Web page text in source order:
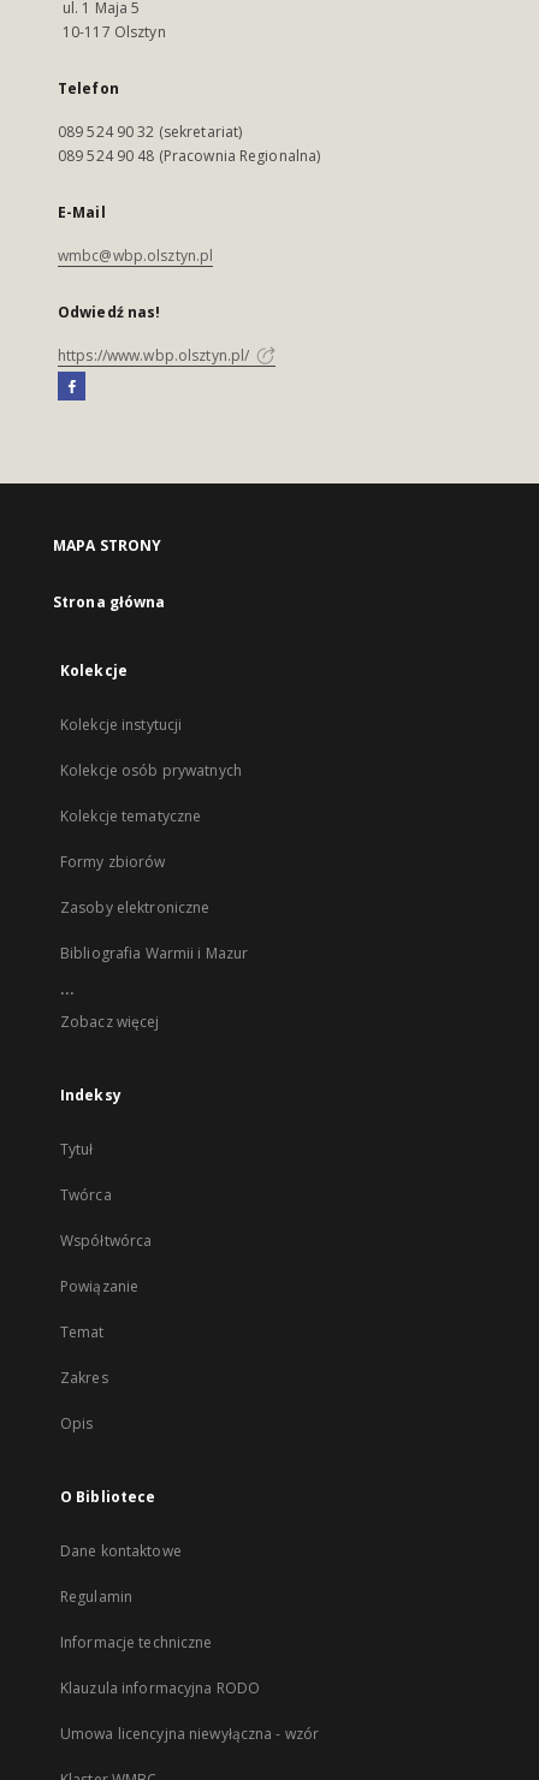
ul. 1 Maja 5
10-117 Olsztyn
Telefon
089 524 90 32 (sekretariat)
089 524 90 48 (Pracownia Regionalna)
E-Mail
wmbc@wbp.olsztyn.pl
Odwiedź nas!
https://www.wbp.olsztyn.pl/
MAPA STRONY
Strona główna
Kolekcje
Kolekcje instytucji
Kolekcje osób prywatnych
Kolekcje tematyczne
Formy zbiorów
Zasoby elektroniczne
Bibliografia Warmii i Mazur
...
Zobacz więcej
Indeksy
Tytuł
Twórca
Współtwórca
Powiązanie
Temat
Zakres
Opis
O Bibliotece
Dane kontaktowe
Regulamin
Informacje techniczne
Klauzula informacyjna RODO
Umowa licencyjna niewyłączna - wzór